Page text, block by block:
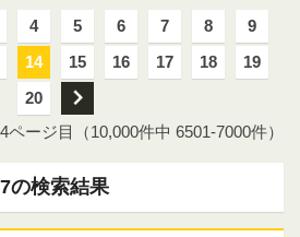
4 5 6 7 8
9
14 15 16 17 18
19
20
次
ページ目（10,000件中 6501-7000件）
の検索結果